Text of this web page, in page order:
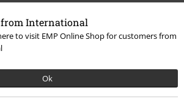
from International
to visit EMP Online Shop for customers from
Ok
15%